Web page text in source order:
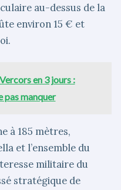
au-dessus de la
environ 15 € et
en 3 jours :
pas manquer
à 185 mètres,
et l’ensemble du
militaire du
stratégique de